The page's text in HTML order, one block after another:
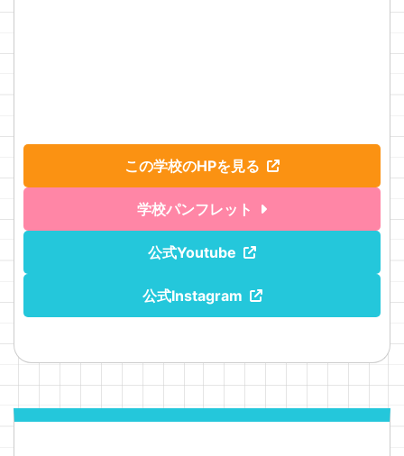
この学校のHPを見る
学校パンフレット
公式Youtube
公式Instagram